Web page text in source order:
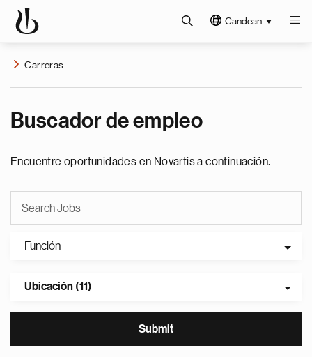
Candean
Carreras
Buscador de empleo
Encuentre oportunidades en Novartis a continuación.
Función
Ubicación (11)